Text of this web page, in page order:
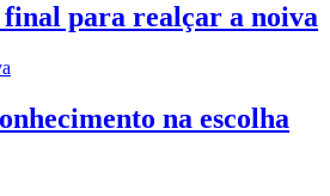
para realçar a noiva
na escolha